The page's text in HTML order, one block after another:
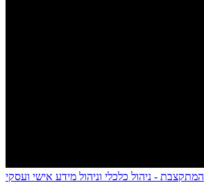
המתקצבת - ניהול כלכלי וניהול מידע אישי ועסקי